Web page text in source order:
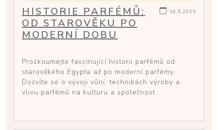
10.5.2025
HISTORIE PARFÉMŮ:
OD STAROVĚKU PO
MODERNÍ DOBU
Prozkoumejte fascinující historii parfémů od
starověkého Egypta až po moderní parfémy.
Dozvíte se o vývoji vůní, technikách výroby a
vlivu parfémů na kulturu a společnost.